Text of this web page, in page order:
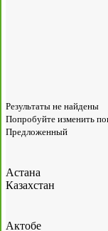
Результаты не найдены
Попробуйте изменить
Предложенный
Астана
Казахстан
Актобе